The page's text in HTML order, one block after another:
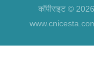
कॉपीराइट ©
www.cnicesta.com